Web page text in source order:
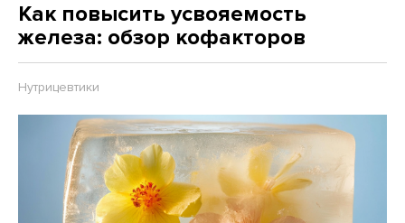
Как повысить усвояемость
железа: обзор кофакторов
Нутрицевтики